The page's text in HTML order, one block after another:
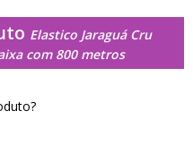
Elastico Jaraguá Cru
com 800 metros